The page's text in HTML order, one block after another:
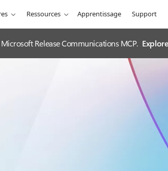
Ressources Apprentissage Support
Release Communications MCP.